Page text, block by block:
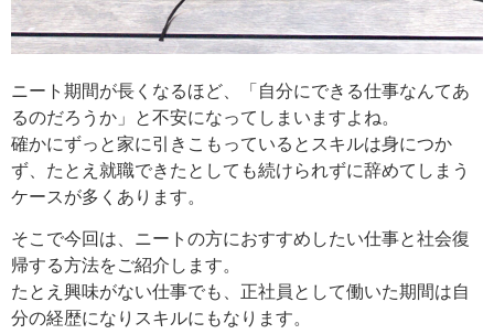
ニート期間が長くなるほど、「自分にできる仕事なんてあ
るのだろうか」と不安になってしまいますよね。
確かにずっと家に引きこもっているとスキルは身につか
ず、たとえ就職できたとしても続けられずに辞めてしまう
ケースが多くあります。
そこで今回は、ニートの方におすすめしたい仕事と社会復
帰する方法をご紹介します。
たとえ興味がない仕事でも、正社員として働いた期間は自
分の経歴になりスキルにもなります。